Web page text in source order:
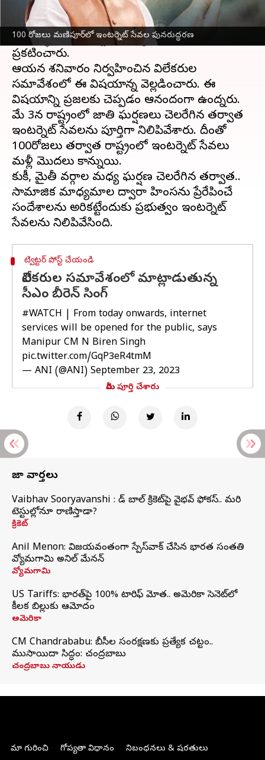
100 రోజలు మణిపూర్‌లో ఇంటర్నెట్ సేవల పునరుద్ధరణ
నాలుగు నెలలుగా జాతి హింసతో అట్టుడుకుతున్న
మణిపూర్‌లో ఇంటర్నెట్ సేవలను పూర్తిగా
పునరుద్ధరించనున్నట్టు ముఖ్యమంత్రి ఎన్
ప్రకటించారు.
ఆయన శనివారం నిర్వహించిన విలేకరుల
సమావేశంలో ఈ విషయాన్న వెల్లడించారు. ఈ
విషయాన్ని ప్రజలకు చెప్పడం ఆనందంగా ఉందన్నారు.
మే 3న రాష్ట్రంలో జాతి ఘర్షణలు చెలరేగిన తర్వాత
ఇంటర్నెట్ సేవలను పూర్తిగా నిలిపివేశారు. దీంతో
100రోజలు తర్వాత రాష్ట్రంలో ఇంటర్నెట్ సేవలు
మళ్లీ మొదలు కానున్నాయి.
కుకీ, మైతీ వర్గాల మధ్య ఘర్షణ చెలరేగిన తర్వాత..
సామాజిక మాధ్యమాల ద్వారా హింసను ప్రేరేపించే
సందేశాలను అరికట్టేందుకు ప్రభుత్వం ఇంటర్నెట్
ట్విట్టర్ పోస్ట్ చేయండి
విలేకరుల సమావేశంలో మాట్లాడుతున్న
సీఎం బీరెన్ సింగ్
#WATCH | From today onwards, internet
services will be opened for the public, says
Manipur CM N Biren Singh
pic.twitter.com/GqP3eR4tmM
— ANI (@ANI) September 23, 2023
మీరు పూర్తి చేశారు
తాజా వార్తలు
Vaibhav Sooryavanshi : రెడ్ బాల్ క్రికెట్‌పై వైభవ్ ఫోకస్.. మరి
టెస్టుల్లోనూ రాణిస్తాడా?
క్రికెట్
Anil Menon: విజయవంతంగా స్పేస్‌వాక్‌ చేసిన భారత సంతతి
వ్యోమగామి అనిల్‌ మేనన్
వ్యోమగామి
US Tariffs: భారత్‌పై 100% టారిఫ్‌ మోత.. అమెరికా సెనెట్‌లో
కీలక బిల్లుకు ఆమోదం
అమెరికా
CM Chandrababu: బీసీల సంరక్షణకు ప్రత్యేక చట్టం..
ముసాయిదా సిద్ధం: చంద్రబాబు
చంద్రబాబు నాయుడు
మా గురించి గోప్యతా విధానం నిబంధనలు & షరతులు